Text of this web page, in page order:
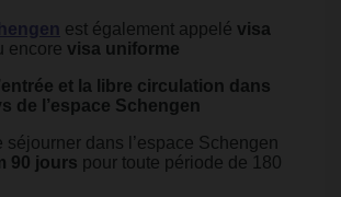
est également appelé visa
encore visa uniforme
et la libre circulation dans
de l’espace Schengen
séjourner dans l’espace Schengen
90 jours pour toute période de 180